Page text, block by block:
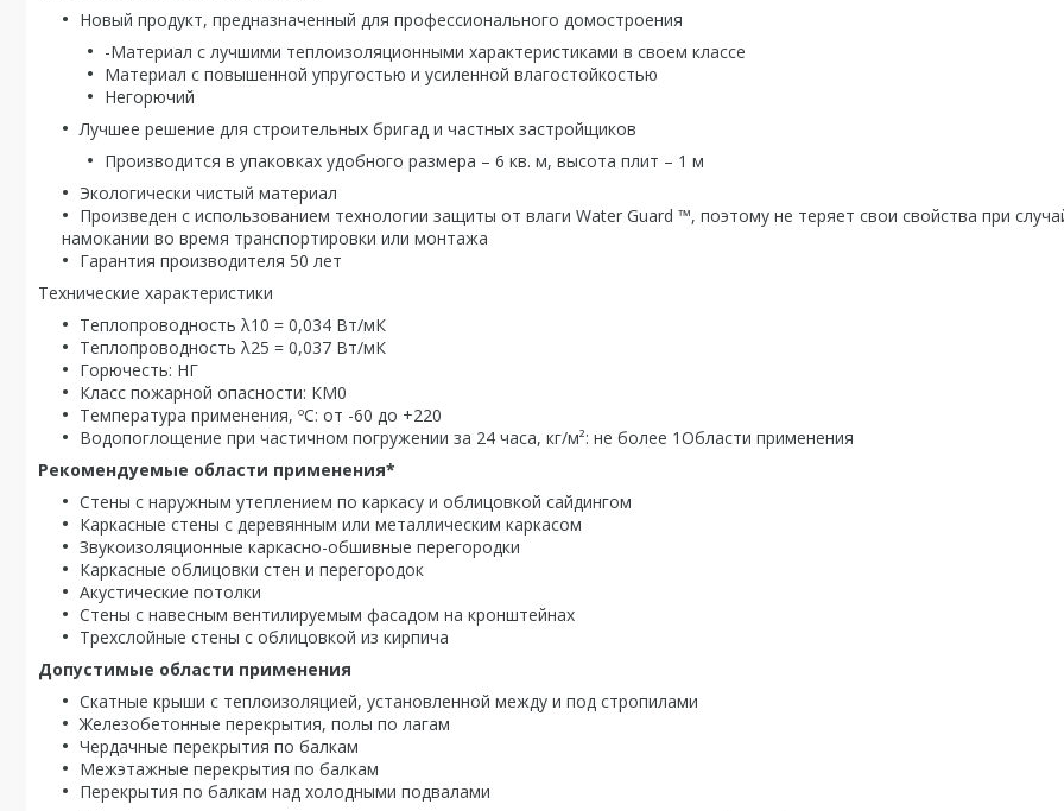
Новый продукт, предназначенный для профессионального домостроения
-Материал с лучшими теплоизоляционными характеристиками в своем классе
Материал с повышенной упругостью и усиленной влагостойкостью
Негорючий
Лучшее решение для строительных бригад и частных застройщиков
Производится в упаковках удобного размера – 6 кв. м, высота плит – 1 м
Экологически чистый материал
Произведен с использованием технологии защиты от влаги Water Guard ™, поэтому не теряет свои свойства при
намокании во время транспортировки или монтажа
Гарантия производителя 50 лет
Технические характеристики
Теплопроводность λ10 = 0,034 Вт/мК
Теплопроводность λ25 = 0,037 Вт/мК
Горючесть: НГ
Класс пожарной опасности: КМ0
Температура применения, ºС: от -60 до +220
Водопоглощение при частичном погружении за 24 часа, кг/м²: не более 1Области применения
Рекомендуемые области применения*
Стены с наружным утеплением по каркасу и облицовкой сайдингом
Каркасные стены с деревянным или металлическим каркасом
Звукоизоляционные каркасно-обшивные перегородки
Каркасные облицовки стен и перегородок
Акустические потолки
Стены с навесным вентилируемым фасадом на кронштейнах
Трехслойные стены с облицовкой из кирпича
Допустимые области применения
Скатные крыши с теплоизоляцией, установленной между и под стропилами
Железобетонные перекрытия, полы по лагам
Чердачные перекрытия по балкам
Межэтажные перекрытия по балкам
Перекрытия по балкам над холодными подвалами